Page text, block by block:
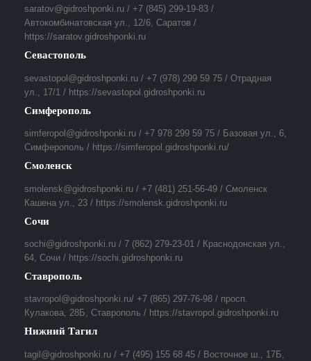
saratov@gidroshponki.ru / +7 (845) 299-19-83 /
Автокомбинатовская ул., 12/6, Саратов /
https://saratov.gidroshponki.ru
Севастополь
sevastopol@gidroshponki.ru / +7 (978) 299 59 75 / Отрадная
ул., 17/1 / https://sevastopol.gidroshponki.ru
Симферополь
simferopol@gidroshponki.ru / +7 978 299 59 75 / Базовая ул., 6,
Симферополь / https://simferopol.gidroshponki.ru/
Смоленск
smolensk@gidroshponki.ru / +7 (481) 251-56-49 / Смоленск
Кашена ул., 23 / https://smolensk.gidroshponki.ru
Сочи
sochi@gidroshponki.ru / 7 (862) 279-23-01 / Краснодонская ул.,
64, Сочи / https://sochi.gidroshponki.ru
Ставрополь
stavropol@gidroshponki.ru/ +7 (865) 297-76-98 / просп.
Кулакова, 28Б, Ставрополь / https://stavropol.gidroshponki.ru
Нижний Тагил
tagil@gidroshponki.ru / +7 (495) 155 68 45 / Восточное ш., 17Б,